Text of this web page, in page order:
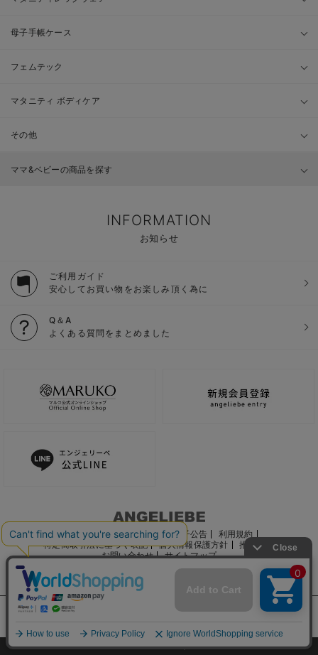
母子手帳ケース
フェムテック
マタニティ ボディケア
その他
ママ&ベビーの商品を探す
INFORMATION
お知らせ
ご利用ガイド
安心してお買い物をお楽しみ頂く為に
Q＆A
よくある質問をまとめました
ご利用ガイド 会社概要 電子公告
利用規約
特定商取引法に基づく表記
個人情報保護方針
推奨環境
お問い合わせ
サイトマップ
サイト内の文章、画像などの著作物はマルコ株式会社に属します。
©2022 MARUKO CO., LTD.